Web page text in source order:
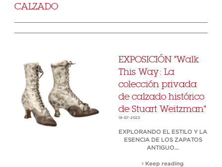
CALZADO
EXPOSICIÓN "Walk
This Way: La
colección privada
de calzado histórico
de Stuart Weitzman"
18-07-2023
EXPLORANDO EL ESTILO Y LA
ESENCIA DE LOS ZAPATOS
ANTIGUO...
Keep reading